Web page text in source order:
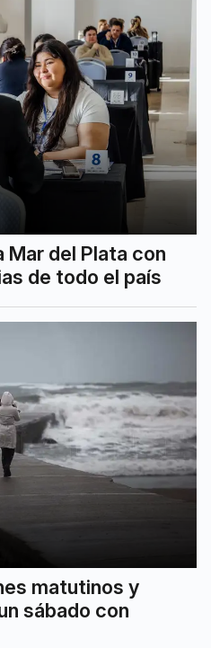
Mar del Plata con
de todo el país
matutinos y
sábado con